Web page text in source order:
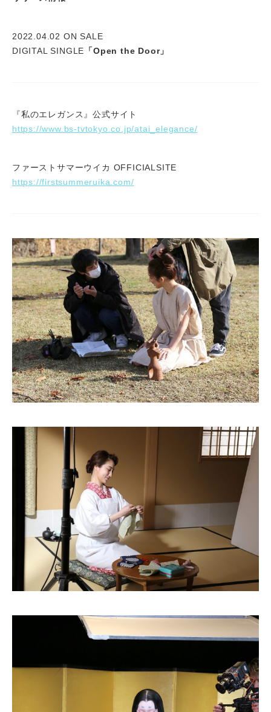
2022.04.02 ON SALE
DIGITAL SINGLE 「Open the Door」
『私のエレガンス』公式サイト
https://www.bs-tvtokyo.co.jp/atai_elegance/
ファーストサマーウイカ OFFICIALSITE
https://firstsummeruika.com/